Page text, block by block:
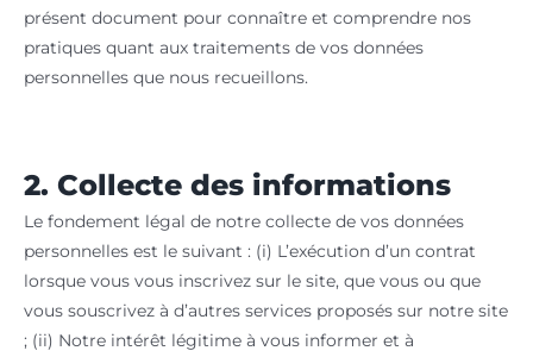
présent document pour connaître et comprendre nos
pratiques quant aux traitements de vos données
personnelles que nous recueillons.
2. Collecte des informations
Le fondement légal de notre collecte de vos données
personnelles est le suivant : (i) L’exécution d’un contrat
lorsque vous vous inscrivez sur le site, que vous ou que
vous souscrivez à d’autres services proposés sur notre site
; (ii) Notre intérêt légitime à vous informer et à